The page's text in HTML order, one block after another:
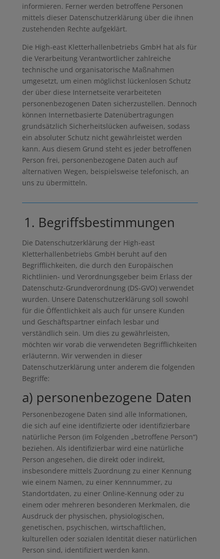
informieren. Ferner werden betroffene Personen
mittels dieser Datenschutzerklärung über die ihnen
zustehenden Rechte aufgeklärt.
Die High-east Kletterhallenbetriebs GmbH hat als für
die Verarbeitung Verantwortlicher zahlreiche
technische und organisatorische Maßnahmen
umgesetzt, um einen möglichst lückenlosen Schutz
der über diese Internetseite verarbeiteten
personenbezogenen Daten sicherzustellen. Dennoch
können Internetbasierte Datenübertragungen
grundsätzlich Sicherheitslücken aufweisen, sodass
ein absoluter Schutz nicht gewährleistet werden
kann. Aus diesem Grund steht es jeder betroffenen
Person frei, personenbezogene Daten auch auf
alternativen Wegen, beispielsweise telefonisch, an
uns zu übermitteln.
1. Begriffsbestimmungen
Die Datenschutzerklärung der High-east
Kletterhallenbetriebs GmbH beruht auf den
Begrifflichkeiten, die durch den Europäischen
Richtlinien- und Verordnungsgeber beim Erlass der
Datenschutz-Grundverordnung (DS-GVO) verwendet
wurden. Unsere Datenschutzerklärung soll sowohl
für die Öffentlichkeit als auch für unsere Kunden
und Geschäftspartner einfach lesbar und
verständlich sein. Um dies zu gewährleisten,
möchten wir vorab die verwendeten Begrifflichkeiten
erläuternn. Wir verwenden in dieser
Datenschutzerklärung unter anderem die folgenden
Begriffe:
a) personenbezogene Daten
Personenbezogene Daten sind alle Informationen,
die sich auf eine identifizierte oder identifizierbare
natürliche Person (im Folgenden „betroffene Person“)
beziehen. Als identifizierbar wird eine natürliche
Person angesehen, die direkt oder indirekt,
insbesondere mittels Zuordnung zu einer Kennung
wie einem Namen, zu einer Kennnummer, zu
Standortdaten, zu einer Online-Kennung oder zu
einem oder mehreren besonderen Merkmalen, die
Ausdruck der physischen, physiologischen,
genetischen, psychischen, wirtschaftlichen,
kulturellen oder sozialen Identität dieser natürlichen
Person sind, identifiziert werden kann.